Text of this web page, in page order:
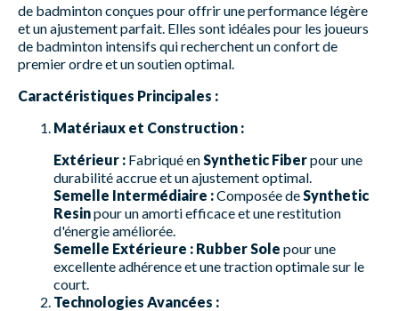
de badminton conçues pour offrir une performance légère
et un ajustement parfait. Elles sont idéales pour les joueurs
de badminton intensifs qui recherchent un confort de
premier ordre et un soutien optimal.
Caractéristiques Principales :
Matériaux et Construction :
Extérieur : Fabriqué en Synthetic Fiberpour une
durabilité accrue et un ajustement optimal.
Semelle Intermédiaire :Composée de Synthetic
Resinpour un amorti efficace et une restitution
d'énergie améliorée.
Semelle Extérieure : Rubber Sole pour une
excellente adhérence et une traction optimale sur le
court.
Technologies Avancées :